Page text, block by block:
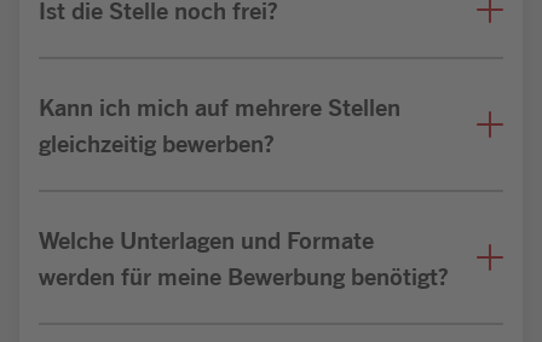
Ist die Stelle noch frei?
Kann ich mich auf mehrere Stellen
gleichzeitig bewerben?
Welche Unterlagen und Formate
werden für meine Bewerbung benötigt?